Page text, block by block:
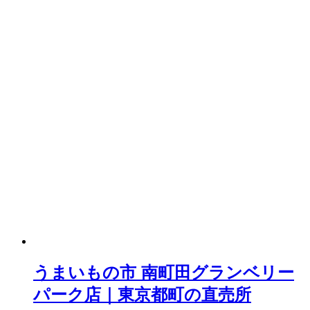
うまいもの市 南町田グランベリー
パーク店｜東京都町の直売所